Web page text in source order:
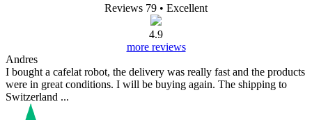
Reviews 79 • Excellent
4.9
more reviews
Andres
I bought a cafelat robot, the delivery was really fast and the products
were in great conditions. I will be buying again. The shipping to
Switzerland ...